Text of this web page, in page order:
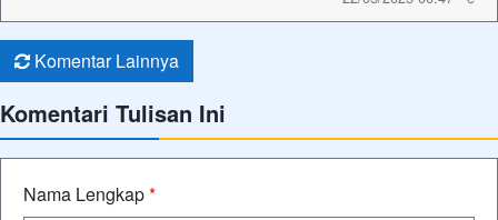
Komentar Lainnya
Komentari Tulisan Ini
Nama Lengkap*